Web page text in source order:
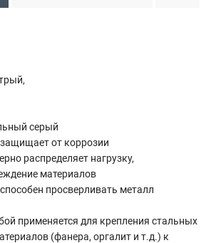
серый
от коррозии
распределяет нагрузку,
материалов
просверливать металл
применяется для крепления стальных
(фанера, оргалит и т.д.) к